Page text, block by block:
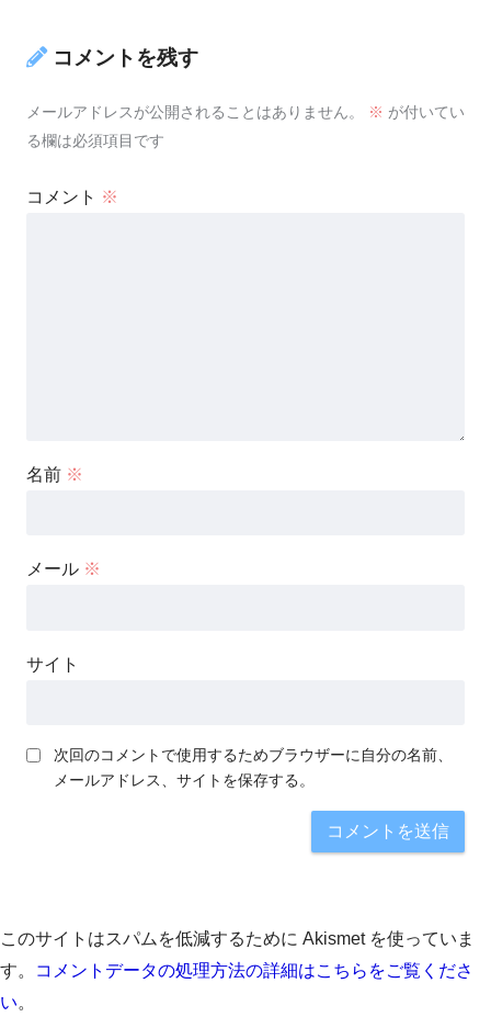
コメントを残す
メールアドレスが公開されることはありません。 ※ が付いてい
る欄は必須項目です
コメント ※
名前 ※
メール ※
サイト
次回のコメントで使用するためブラウザーに自分の名前、
メールアドレス、サイトを保存する。
このサイトはスパムを低減するために Akismet を使っていま
す。
コメントデータの処理方法の詳細はこちらをご覧くださ
い。